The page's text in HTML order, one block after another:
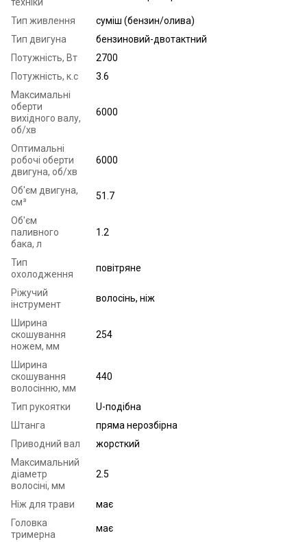
Тип живлення
суміш (бензин/олива)
Тип двигуна
бензиновий-двотактний
Потужність, Вт
2700
Потужність, к.с
3.6
Максимальні
оберти
вихідного валу,
об/хв
6000
Оптимальні
робочі обeрти
двигуна, об/хв
6000
Об'єм двигуна,
см³
51.7
Об'єм
паливного
бака, л
1.2
Тип
охолодження
повітряне
Ріжучий
інструмент
волосінь, ніж
Ширина
скошування
ножем, мм
254
Ширина
скошування
волосінню, мм
440
Тип рукоятки
U-подібна
Штанга
пряма нерозбірна
Приводний вал
жорсткий
Максимальний
діаметр
волосіні, мм
2.5
Ніж для трави
має
Головка
тримерна
має